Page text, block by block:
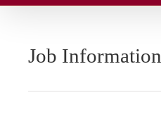
뛰
Job Information